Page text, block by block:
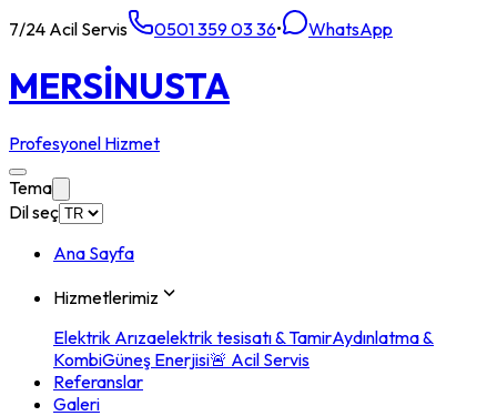
7/24 Acil Servis 0501 359 03 36• WhatsApp
MERSİNUSTA
Profesyonel Hizmet
Tema
Dil seç
Ana Sayfa
Hizmetlerimiz
Elektrik Arızaelektrik tesisatı & TamirAydınlatma &
KombiGüneş Enerjisi🚨 Acil Servis
Referanslar
Galeri